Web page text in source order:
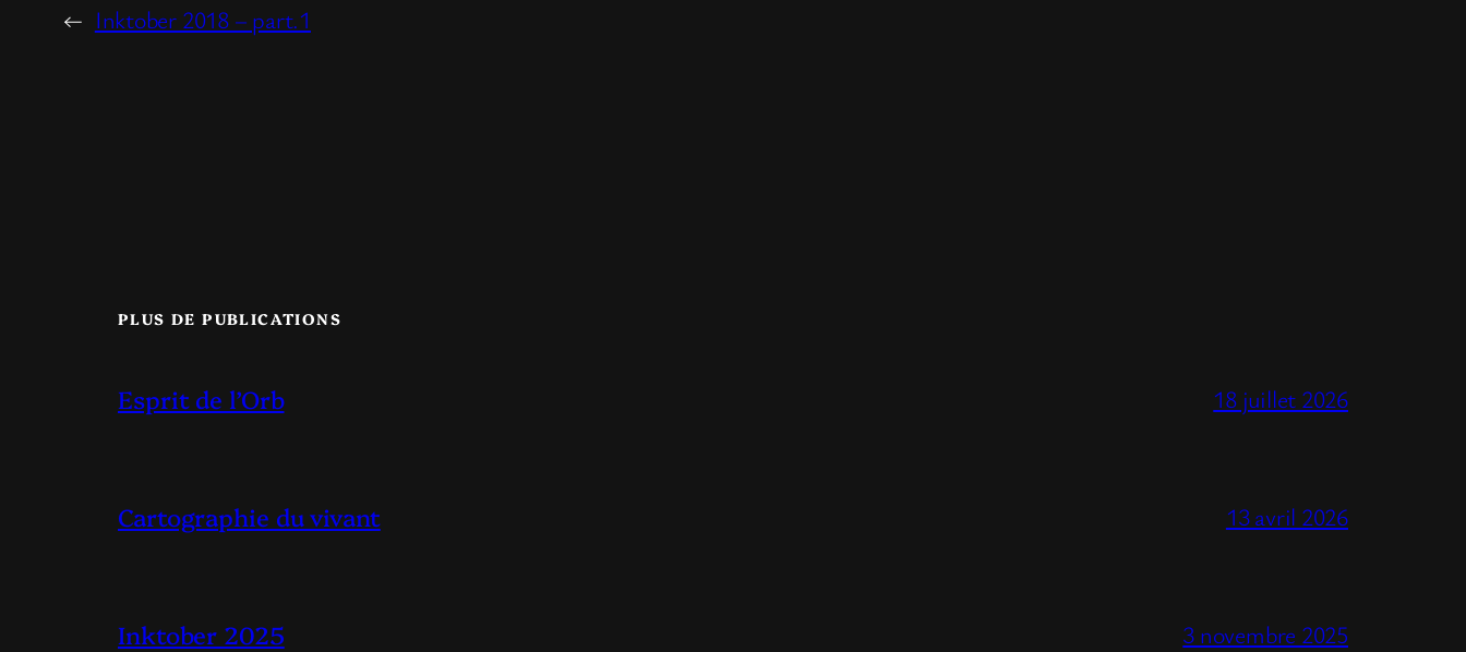
← Inktober 2018 – part.1
PLUS DE PUBLICATIONS
Esprit de l’Orb 18 juillet 2026
Cartographie du vivant 13 avril 2026
Inktober 2025 3 novembre 2025